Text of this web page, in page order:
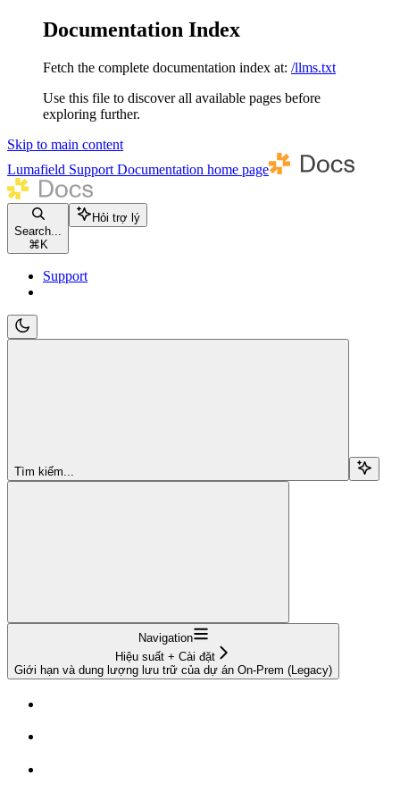
Documentation Index
Fetch the complete documentation index at: /llms.txt
Use this file to discover all available pages before
exploring further.
Skip to main content
Lumafield Support Documentation home page
Search...
⌘ K
Hỏi trợ lý
Support
Tìm kiếm...
Navigation
Hiệu suất + Cài đặt
Giới hạn và dung lượng lưu trữ của dự án On-Prem (Legacy)